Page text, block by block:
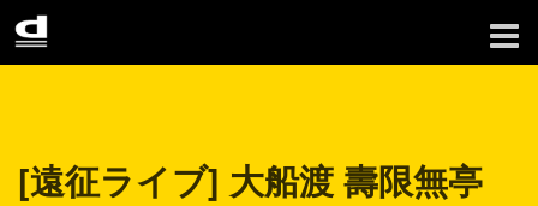
[遠征ライブ] 大船渡 壽限無亭